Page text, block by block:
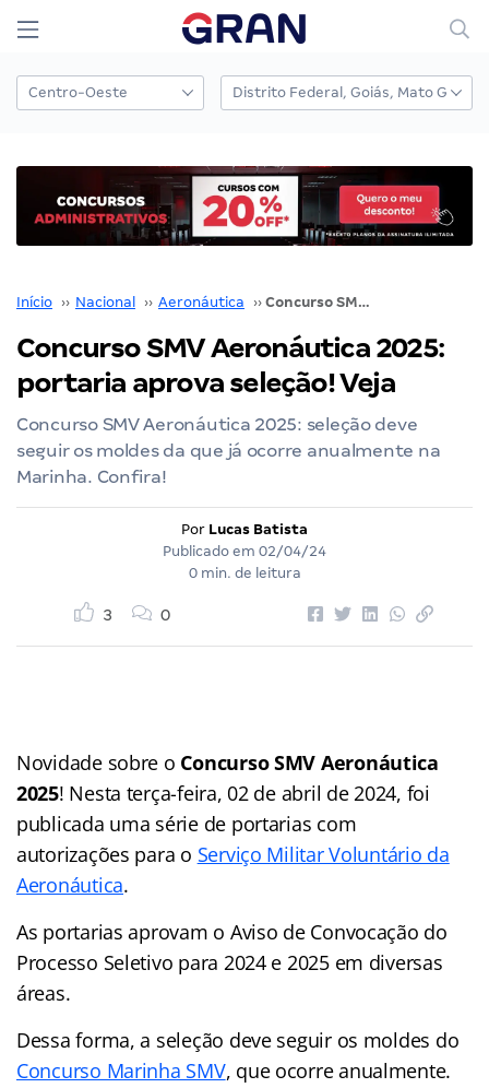
Início ›› Nacional ›› Aeronáutica ›› Concurso SMV Aeronáutica 2025: portaria aprova seleção! Veja
Concurso SMV Aeronáutica 2025:
portaria aprova seleção! Veja
Concurso SMV Aeronáutica 2025: seleção deve
seguir os moldes da que já ocorre anualmente na
Marinha. Confira!
Por Lucas Batista
Publicado em 02/04/24
0 min. de leitura
3 0
Novidade sobre o Concurso SMV Aeronáutica
2025! Nesta terça-feira, 02 de abril de 2024, foi
publicada uma série de portarias com
autorizações para o Serviço Militar Voluntário da
Aeronáutica.
As portarias aprovam o Aviso de Convocação do
Processo Seletivo para 2024 e 2025 em diversas
áreas.
Dessa forma, a seleção deve seguir os moldes do
Concurso Marinha SMV, que ocorre anualmente.